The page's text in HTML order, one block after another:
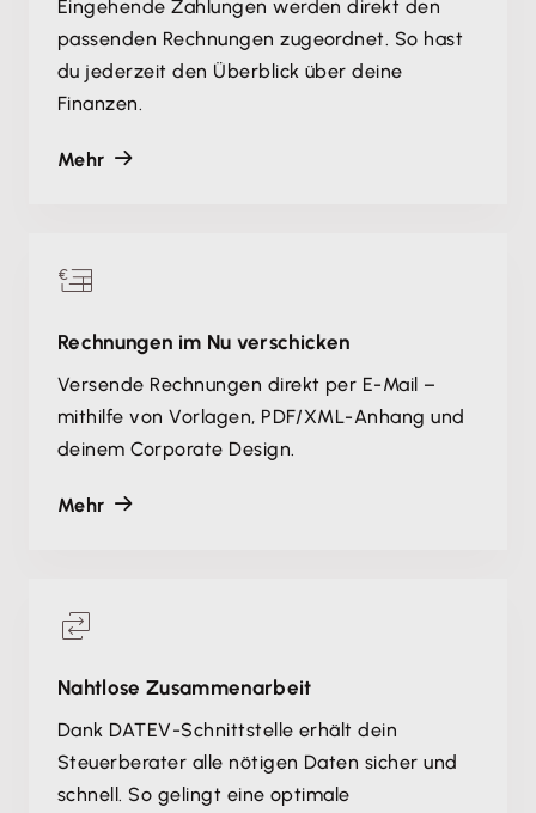
Eingehende Zahlungen werden direkt den
passenden Rechnungen zugeordnet. So hast
du jederzeit den Überblick über deine
Finanzen.
Mehr
Rechnungen im Nu verschicken
Versende Rechnungen direkt per E-Mail –
mithilfe von Vorlagen, PDF/XML-Anhang und
deinem Corporate Design.
Mehr
Nahtlose Zusammenarbeit
Dank DATEV-Schnittstelle erhält dein
Steuerberater alle nötigen Daten sicher und
schnell. So gelingt eine optimale